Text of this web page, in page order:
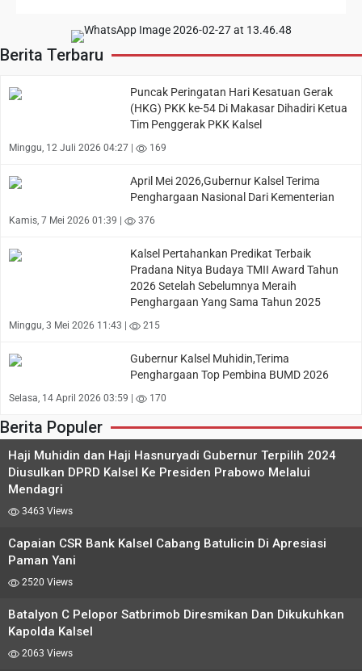
Berita Terbaru
Puncak Peringatan Hari Kesatuan Gerak
(HKG) PKK ke-54 Di Makasar Dihadiri Ketua
Tim Penggerak PKK Kalsel
Minggu, 12 Juli 2026 04:27 | 169
April Mei 2026,Gubernur Kalsel Terima
Penghargaan Nasional Dari Kementerian
Kamis, 7 Mei 2026 01:39 | 376
Kalsel Pertahankan Predikat Terbaik
Pradana Nitya Budaya TMII Award Tahun
2026 Setelah Sebelumnya Meraih
Penghargaan Yang Sama Tahun 2025
Minggu, 3 Mei 2026 11:43 | 215
Gubernur Kalsel Muhidin,Terima
Penghargaan Top Pembina BUMD 2026
Selasa, 14 April 2026 03:59 | 170
Berita Populer
Haji Muhidin dan Haji Hasnuryadi Gubernur Terpilih 2024
Diusulkan DPRD Kalsel Ke Presiden Prabowo Melalui
Mendagri
3463 Views
Capaian CSR Bank Kalsel Cabang Batulicin Di Apresiasi
Paman Yani
2520 Views
Batalyon C Pelopor Satbrimob Diresmikan Dan Dikukuhkan
Kapolda Kalsel
2063 Views